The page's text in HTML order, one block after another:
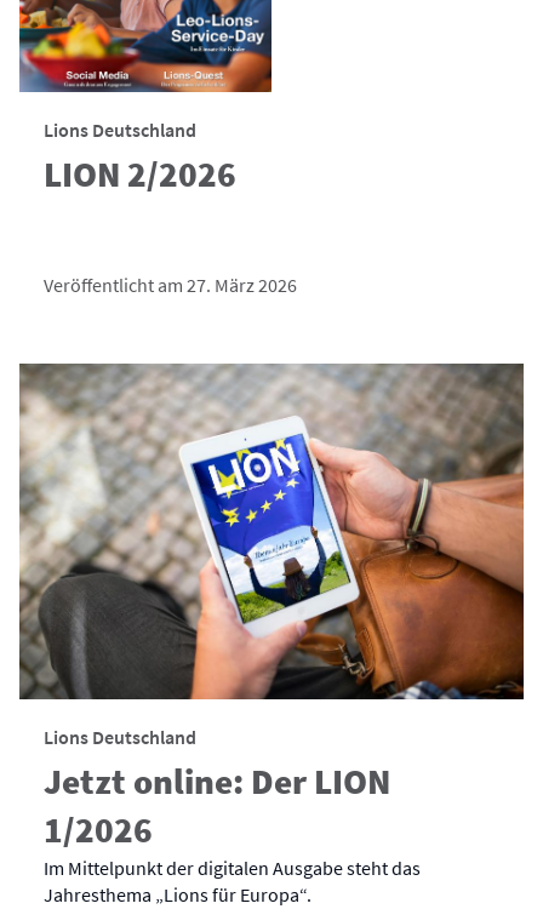
Lions Deutschland
LION 2/2026
Veröffentlicht am 27. März 2026
Lions Deutschland
Jetzt online: Der LION
1/2026
Im Mittelpunkt der digitalen Ausgabe steht das
Jahresthema „Lions für Europa“.